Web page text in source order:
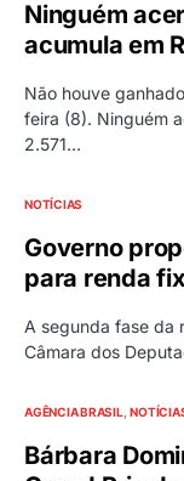
CULTURA NOTÍCIAS
SHOPPING
INÉDITO DE
principalmente aos
AGÊNCIA BRASIL
Ninguém
acumula em
feira (8). Ninguém
2.571…